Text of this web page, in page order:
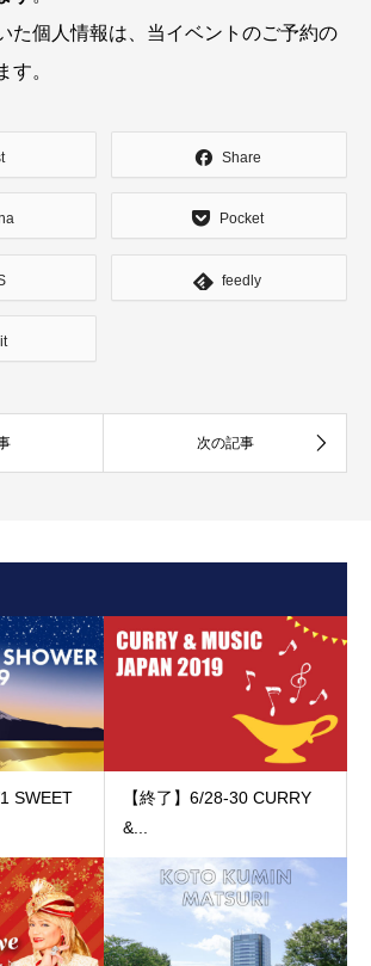
た個人情報は、当イベントのご予約の
す。
Share
Pocket
feedly
SWEET
【終了】6/28‐30 CURRY
&...